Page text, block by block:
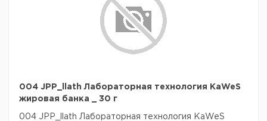
004 JPP_llath Лабораторная технология KaWeS
жировая банка _ 30 г
004 JPP_llath Лабораторная технология KaWeS